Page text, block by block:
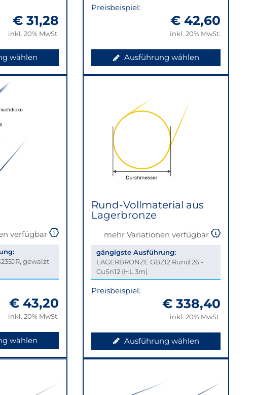
€ 31,28
inkl. 20% MwSt.
wählen
Preisbeispiel:
€ 42,60
inkl. 20% MwSt.
Ausführung wählen
verfügbar
gewalzt
€ 43,20
inkl. 20% MwSt.
wählen
Rund-Vollmaterial aus
Lagerbronze
mehr Variationen verfügbar
gängigste Ausführung:
LAGERBRONZE GBZ12 Rund 26 -
CuSn12 (HL 3m)
Preisbeispiel:
€ 338,40
inkl. 20% MwSt.
Ausführung wählen